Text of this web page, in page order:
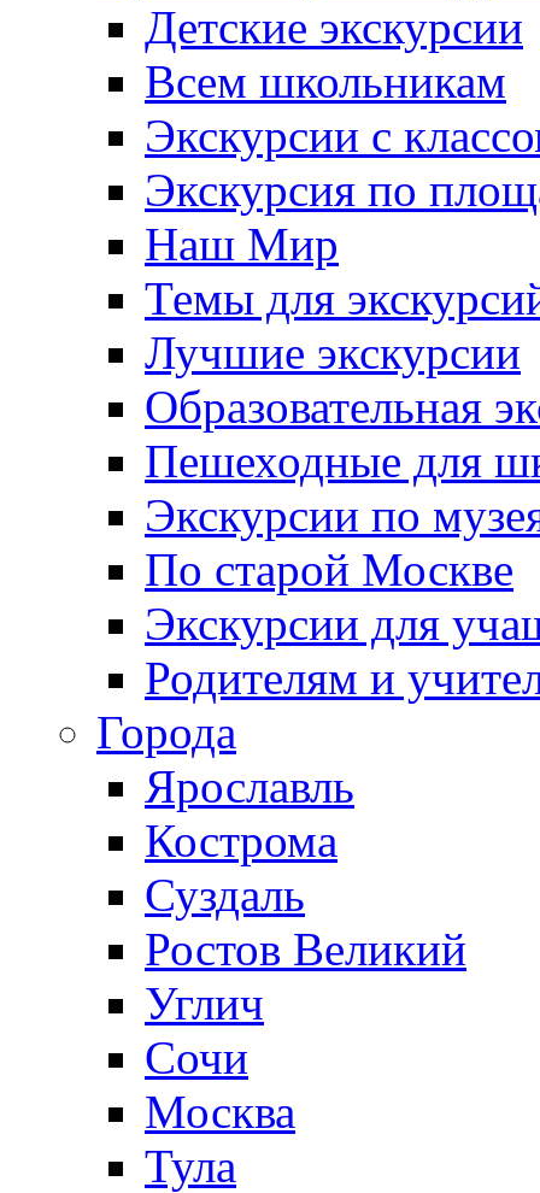
Детские экскурсии
Всем школьникам
Экскурсии c
Экскурсия по
Наш Мир
Темы для
Лучшие экскурсии
Образовательная
Пешеходные для
Экскурсии по
По старой Москве
Экскурсии для
Родителям и
Города
Ярославль
Кострома
Суздаль
Ростов Великий
Углич
Сочи
Москва
Тула